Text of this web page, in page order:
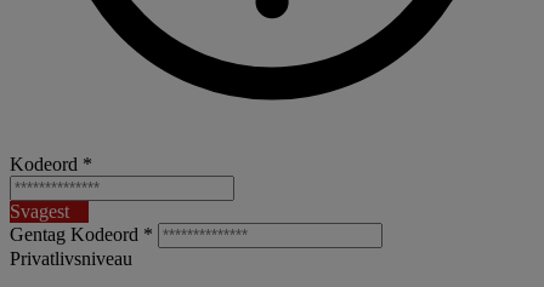
Kodeord *
Svagest
Gentag Kodeord *
Privatlivsniveau